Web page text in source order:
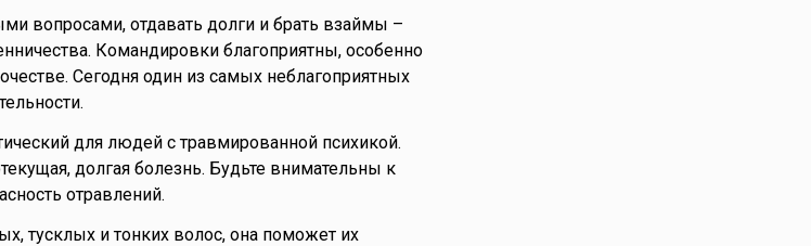
вопросами, отдавать долги и брать взаймы –
Командировки благоприятны, особенно
Сегодня один из самых неблагоприятных
для людей с травмированной психикой.
долгая болезнь. Будьте внимательны к
отравлений.
тусклых и тонких волос, она поможет их